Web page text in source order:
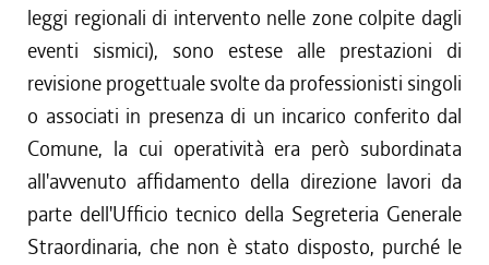
leggi regionali di intervento nelle zone colpite dagli
eventi sismici), sono estese alle prestazioni di
revisione progettuale svolte da professionisti singoli
o associati in presenza di un incarico conferito dal
Comune, la cui operatività era però subordinata
all'avvenuto affidamento della direzione lavori da
parte dell'Ufficio tecnico della Segreteria Generale
Straordinaria, che non è stato disposto, purché le